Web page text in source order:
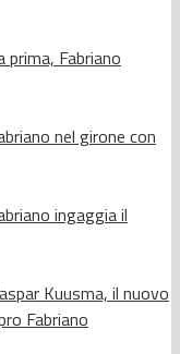
Fabriano
nel girone con
ingaggia il
Kuusma, il nuovo
Fabriano